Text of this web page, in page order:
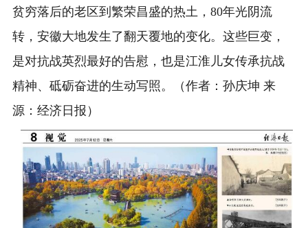
贫穷落后的老区到繁荣昌盛的热土，80年光阴流
转，安徽大地发生了翻天覆地的变化。这些巨变，
是对抗战英烈最好的告慰，也是江淮儿女传承抗战
精神、砥砺奋进的生动写照。（作者：孙庆坤 来
源：经济日报）